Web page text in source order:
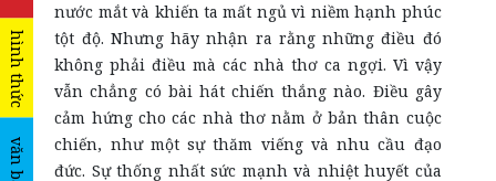
hình thức
văn bản
nước mắt và khiến ta mất ngủ vì niềm hạnh phúc
tột độ. Nhưng hãy nhận ra rằng những điều đó
không phải điều mà các nhà thơ ca ngợi. Vì vậy
vẫn chẳng có bài hát chiến thắng nào. Điều gây
cảm hứng cho các nhà thơ nằm ở bản thân cuộc
chiến, như một sự thăm viếng và nhu cầu đạo
đức. Sự thống nhất sức mạnh và nhiệt huyết của